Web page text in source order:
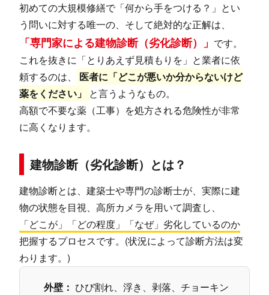
初めての大規模修繕で「何から手をつける？」とい
う問いに対する唯一の、そして絶対的な正解は、
「専門家による建物診断（劣化診断）」 です。
これを抜きに「とりあえず見積もりを」と業者に依
頼するのは、
医者に「どこが悪いか分からないけど
薬をください」
と言うようなもの。
高額で不要な薬（工事）を処方される危険性が非常
に高くなります。
建物診断（劣化診断）とは？
建物診断とは、建築士や専門の診断士が、実際に建
物の状態を目視、高所カメラを用いて調査し、
「どこが」「どの程度」「なぜ」劣化しているのか
把握するプロセスです。(状況によって診断方法は変
わります。)
外壁： ひび割れ、浮き、剥落、チョーキン